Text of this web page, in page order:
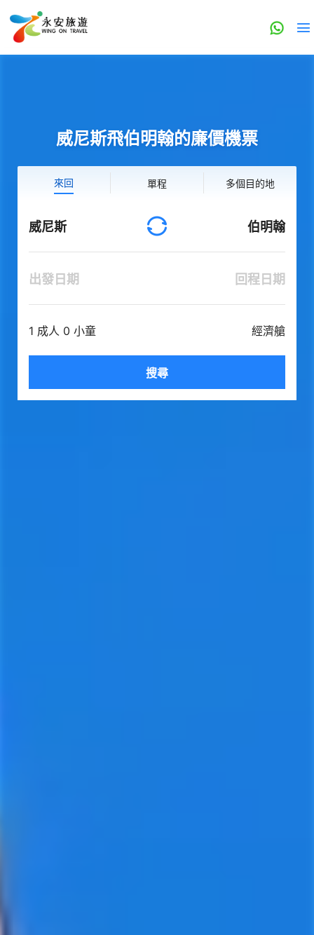
威尼斯飛伯明翰的廉價機票
來回 單程 多個目的地
威尼斯 伯明翰
出發日期 回程日期
1 成人 0 小童 經濟艙
搜尋